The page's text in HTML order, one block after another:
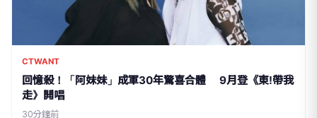
CTWANT
回憶殺！「阿妹妹」成軍30年驚喜合體 9月登《東!帶我
走》開唱
30分鐘前